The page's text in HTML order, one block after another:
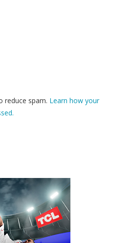
reduce spam. Learn how your